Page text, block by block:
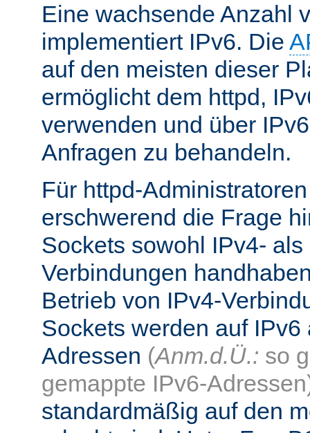
Eine wachsende Anzahl
implementiert IPv6. Die
auf den meisten dieser
ermöglicht dem httpd,
verwenden und über
Anfragen zu behandeln.
Für httpd-
erschwerend die Frage
Sockets sowohl IPv4-
Verbindungen
Betrieb von IPv4-
Sockets werden auf
Adressen (Anm.d.Ü.: so
gemappte IPv6-
standardmäßig auf den